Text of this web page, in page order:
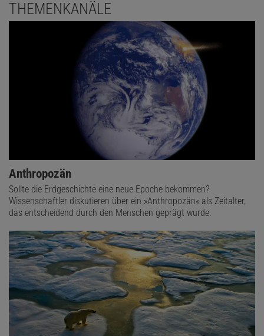
THEMENKANÄLE
Anthropozän
Sollte die Erdgeschichte eine neue Epoche bekommen?
Wissenschaftler diskutieren über ein »Anthropozän« als Zeitalter,
das entscheidend durch den Menschen geprägt wurde.